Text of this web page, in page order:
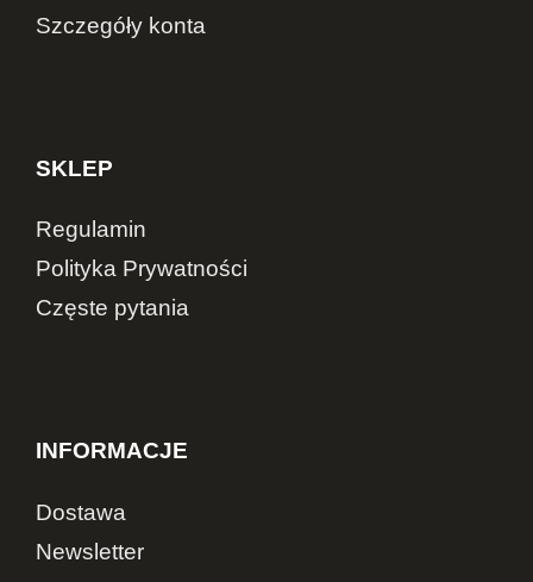
Szczegóły konta
SKLEP
Regulamin
Polityka Prywatności
Częste pytania
INFORMACJE
Dostawa
Newsletter